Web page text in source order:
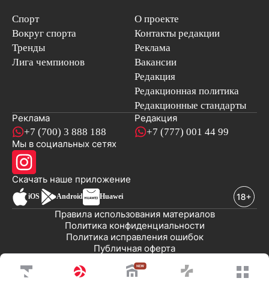
Спорт
Вокруг спорта
Тренды
Лига чемпионов
О проекте
Контакты редакции
Реклама
Вакансии
Редакция
Редакционная политика
Редакционные стандарты
Реклама
+7 (700) 3 888 188
Редакция
+7 (777) 001 44 99
Мы в социальных сетях
Скачать наше приложениеновостей
iOS Android Huawei
Публичная оферта
Политика исправления ошибок
Политика конфиденциальности
Правила использования материалов
© 2008-2026 ТОО «EML»